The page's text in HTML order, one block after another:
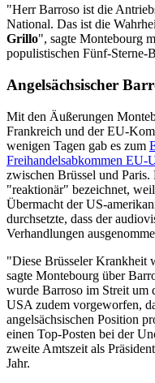
"Herr Barroso ist die
National. Das ist die
Grillo", sagte Montebourg
populistischen Fünf-Sterne-
Angelsächsischer
Mit den Äußerungen
Frankreich und der EU-
wenigen Tagen gab es zum
Freihandelsabkommen EU-
zwischen Brüssel und
"reaktionär" bezeichnet,
Übermacht der US-
durchsetzte, dass der
Verhandlungen
"Diese Brüsseler Krankheit
sagte Montebourg über
wurde Barroso im Streit um
USA zudem vorgeworfen,
angelsächsischen Position
einen Top-Posten bei der
zweite Amtszeit als
Jahr.